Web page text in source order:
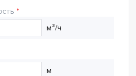
м³/ч
м